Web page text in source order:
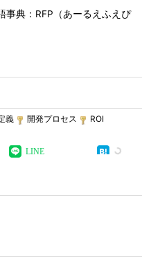
事典：RFP（あーるえふえぴ
義 開発プロセス ROI
LINE